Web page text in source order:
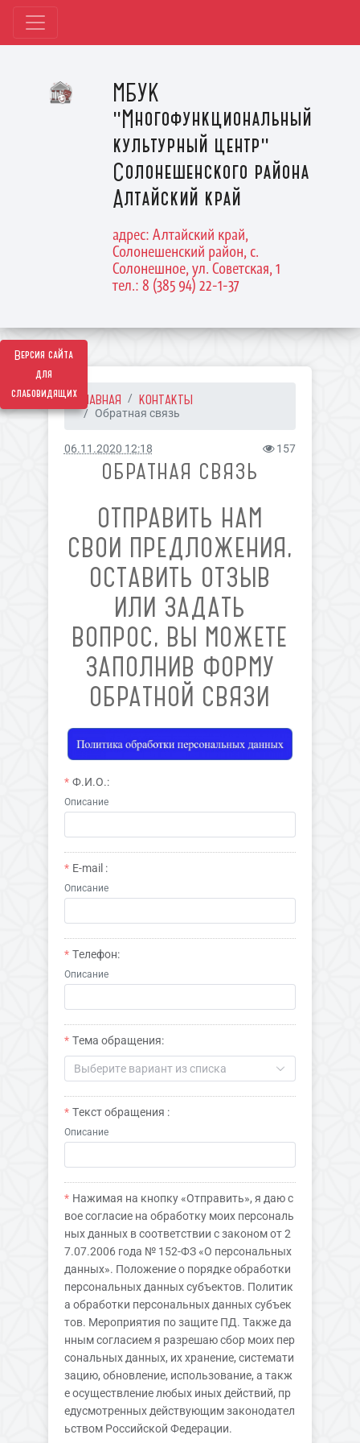
Версия сайта
для
слабовидящих
МБУК
"Многофункциональный
культурный центр"
Солонешенского района
Алтайский край
адрес: Алтайский край,
Солонешенский район, с.
Солонешное, ул. Советская, 1
тел.: 8 (385 94) 22-1-37
ГЛАВНАЯ КОНТАКТЫ
Обратная связь
06.11.2020 12:18 157
ОБРАТНАЯ СВЯЗЬ
ОТПРАВИТЬ НАМ
СВОИ ПРЕДЛОЖЕНИЯ,
ОСТАВИТЬ ОТЗЫВ
ИЛИ ЗАДАТЬ
ВОПРОС, ВЫ МОЖЕТЕ
ЗАПОЛНИВ ФОРМУ
ОБРАТНОЙ СВЯЗИ
Ф.И.О.:
Описание
E-mail :
Описание
Телефон:
Описание
Тема обращения:
Выберите вариант из списка
Текст обращения :
Описание
Нажимая на кнопку «Отправить», я даю с
вое согласие на обработку моих персональ
ных данных в соответствии с законом от 2
7.07.2006 года № 152-ФЗ «О персональных
данных». Положение о порядке обработки
персональных данных субъектов. Политик
а обработки персональных данных субъек
тов. Мероприятия по защите ПД. Также да
нным согласием я разрешаю сбор моих пер
сональных данных, их хранение, системати
зацию, обновление, использование, а такж
е осуществление любых иных действий, пр
едусмотренных действующим законодател
ьством Российской Федерации.